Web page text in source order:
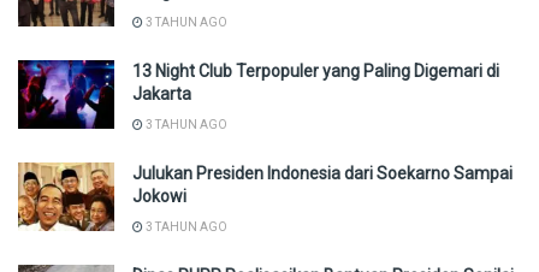
3 TAHUN AGO
13 Night Club Terpopuler yang Paling Digemari di
Jakarta
3 TAHUN AGO
Julukan Presiden Indonesia dari Soekarno Sampai
Jokowi
3 TAHUN AGO